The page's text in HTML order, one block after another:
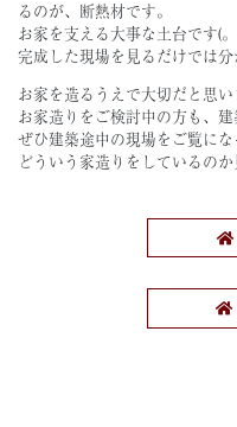
るのが、断熱材です。
お家を支える大事な土台です(
完成した現場を見るだけでは
お家を造るうえで大切だと思い
お家造りをご検討中の方も、建
ぜひ建築途中の現場をご覧にな
どういう家造りをしているの